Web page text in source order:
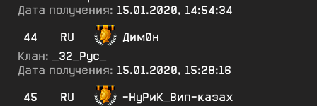
Дата получения: 15.01.2020, 14:54:34
44
RU
Дим0н
Клан:
_32_Рус_
Дата получения: 15.01.2020, 15:28:16
45
RU
-НуРиК_Вип-казах